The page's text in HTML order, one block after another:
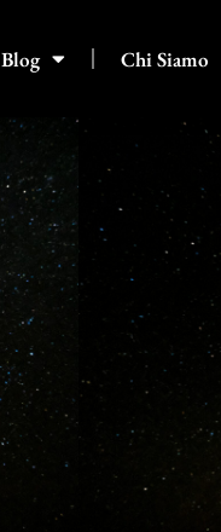
Blog Chi Siamo